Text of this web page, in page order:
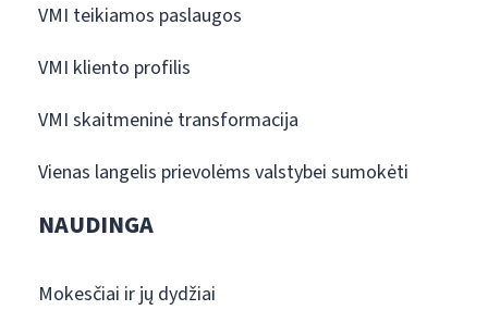
VMI teikiamos paslaugos
VMI kliento profilis
VMI skaitmeninė transformacija
Vienas langelis prievolėms valstybei sumokėti
NAUDINGA
Mokesčiai ir jų dydžiai